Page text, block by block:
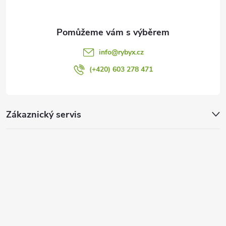
Zákaznický servis
info@rybyx.cz
(+420) 603 278 471